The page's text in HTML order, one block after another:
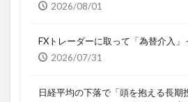
2026/08/01
FXトレーダーに取って「為替介入」
2026/07/31
日経平均の下落で「頭を抱える長期